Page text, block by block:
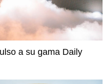
a su gama Daily